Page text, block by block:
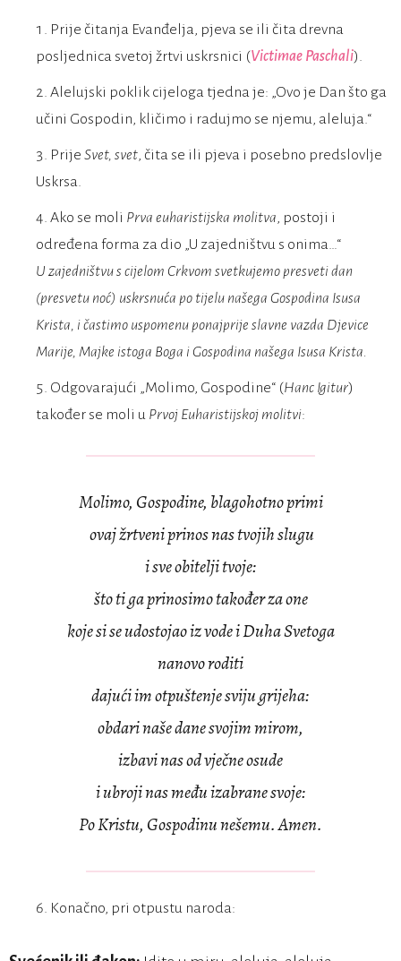
Prije čitanja Evanđelja, pjeva se ili čita drevna
posljednica svetoj žrtvi uskrsnici (Victimae Paschali).
Alelujski poklik cijeloga tjedna je: „Ovo je Dan što ga
učini Gospodin, kličimo i radujmo se njemu, aleluja.“
Prije Svet, svet, čita se ili pjeva i posebno predslovlje
Uskrsa.
Ako se moli Prva euharistijska molitva, postoji i
određena forma za dio „U zajedništvu s onima…“
U zajedništvu s cijelom Crkvom svetkujemo presveti dan
(presvetu noć) uskrsnuća po tijelu našega Gospodina Isusa
Krista, i častimo uspomenu ponajprije slavne vazda Djevice
Marije, Majke istoga Boga i Gospodina našega Isusa Krista.
Odgovarajući „Molimo, Gospodine“ (Hanc Igitur)
također se moli u Prvoj Euharistijskoj molitvi:
Molimo, Gospodine, blagohotno primi
ovaj žrtveni prinos nas tvojih slugu
i sve obitelji tvoje:
što ti ga prinosimo također za one
koje si se udostojao iz vode i Duha Svetoga
nanovo roditi
dajući im otpuštenje sviju grijeha:
obdari naše dane svojim mirom,
izbavi nas od vječne osude
i ubroji nas među izabrane svoje:
Po Kristu, Gospodinu nešemu. Amen.
Konačno, pri otpustu naroda: